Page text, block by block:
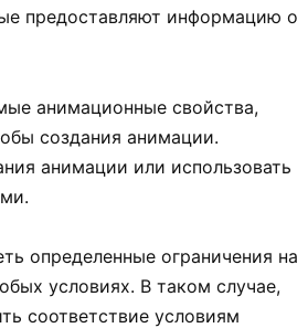
предоставляют информацию о
анимационные свойства,
создания анимации.
анимации или использовать
определенные ограничения на
условиях. В таком случае,
соответствие условиям